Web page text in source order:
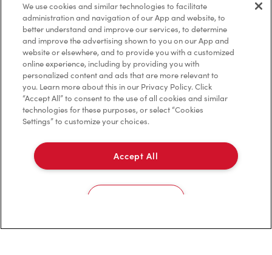
Politique de confidentialité
Conditions de service
Marques de commerce
Accessibilité
Diagnostic
Contactez-nous
We use cookies and similar technologies to facilitate
administration and navigation of our App and website, to
better understand and improve our services, to determine
and improve the advertising shown to you on our App and
website or elsewhere, and to provide you with a customized
online experience, including by providing you with
personalized content and ads that are more relevant to
you. Learn more about this in our Privacy Policy. Click
“Accept All” to consent to the use of all cookies and similar
technologies for these purposes, or select “Cookies
Settings” to customize your choices.
Accept All